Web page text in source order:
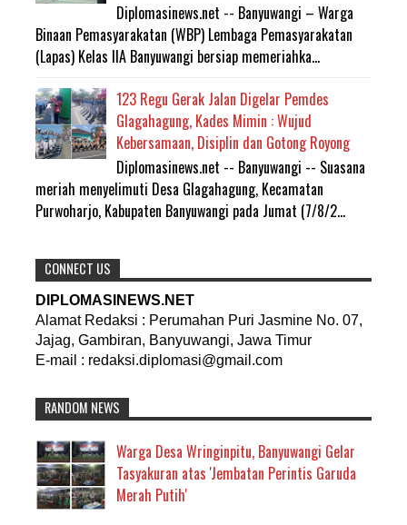
Diplomasinews.net -- Banyuwangi – Warga
Binaan Pemasyarakatan (WBP) Lembaga Pemasyarakatan
(Lapas) Kelas IIA Banyuwangi bersiap memeriahka...
123 Regu Gerak Jalan Digelar Pemdes
Glagahagung, Kades Mimin : Wujud
Kebersamaan, Disiplin dan Gotong Royong
Diplomasinews.net -- Banyuwangi -- Suasana
meriah menyelimuti Desa Glagahagung, Kecamatan
Purwoharjo, Kabupaten Banyuwangi pada Jumat (7/8/2...
CONNECT US
DIPLOMASINEWS.NET
Alamat Redaksi : Perumahan Puri Jasmine No. 07,
Jajag, Gambiran, Banyuwangi, Jawa Timur
E-mail : redaksi.diplomasi@gmail.com
RANDOM NEWS
Warga Desa Wringinpitu, Banyuwangi Gelar
Tasyakuran atas 'Jembatan Perintis Garuda
Merah Putih'